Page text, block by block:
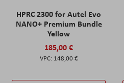
HPRC 2300 for Autel Evo
NANO+ Premium Bundle
Yellow
185,00 €
148,00 €